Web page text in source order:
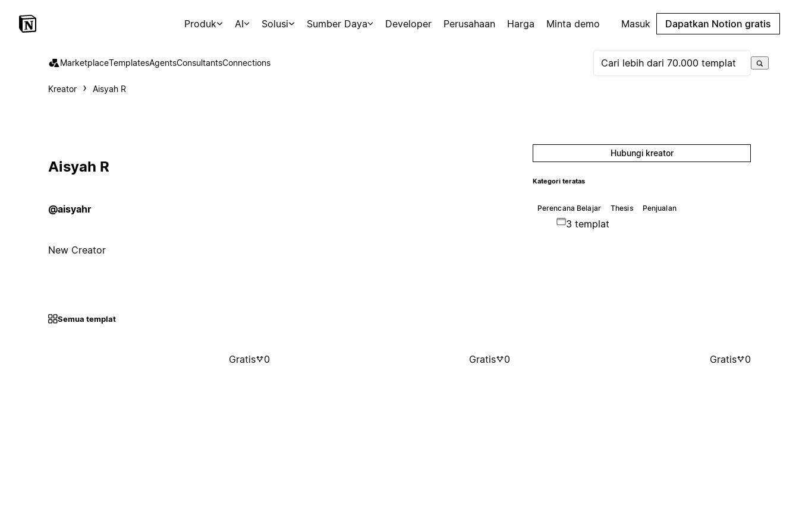
Produk AI Solusi Sumber Daya Developer Perusahaan Harga Minta demo Masuk Dapatkan Notion gratis
MarketplaceTemplatesAgentsConsultantsConnections
Kreator Aisyah R
Aisyah R
@aisyahr
New Creator
Hubungi kreator
Kategori teratas
Perencana Belajar Thesis Penjualan
3 templat
Semua templat
Gratis 0 Gratis 0 Gratis 0